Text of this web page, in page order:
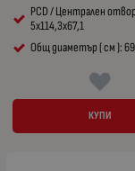
PCD / Централен
5x114,3x67,1
Общ диаметър ( см ):
КУПИ